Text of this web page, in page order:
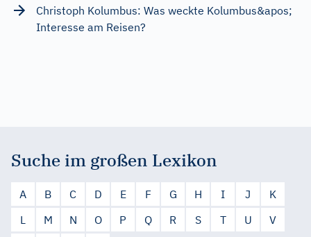
Christoph Kolumbus: Was weckte Kolumbus&apos;
Interesse am Reisen?
Suche im großen Lexikon
A B C D E F G H I J
K
L
M N O P Q R S T U
V